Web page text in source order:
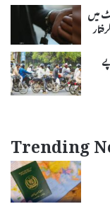
میں
Trending